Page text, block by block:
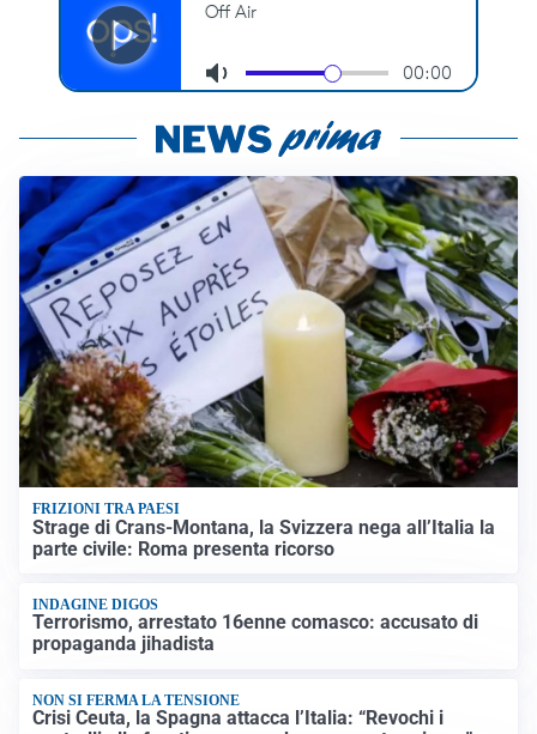
FRIZIONI TRA PAESI
Strage di Crans-Montana, la Svizzera nega all’Italia la
parte civile: Roma presenta ricorso
INDAGINE DIGOS
Terrorismo, arrestato 16enne comasco: accusato di
propaganda jihadista
NON SI FERMA LA TENSIONE
Crisi Ceuta, la Spagna attacca l’Italia: “Revochi i